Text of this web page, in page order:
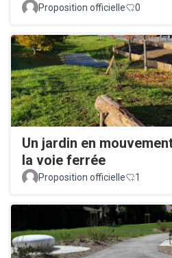
Proposition officielle 0
Un jardin en
la voie ferrée
Proposition officielle 1